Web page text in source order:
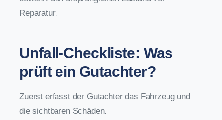
Reparatur.
Unfall-Checkliste: Was
prüft ein Gutachter?
Zuerst erfasst der Gutachter das Fahrzeug und
die sichtbaren Schäden.